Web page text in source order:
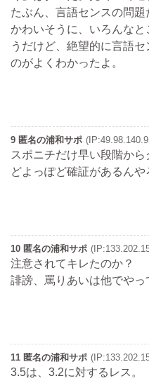
たぶん、言語センスの問題
かわいそうに、いろんな
うだけど、絶望的に言語
のがよくわかったよ。
9 匿名の浦和サポ
スポニチだけ早い段階か
どよっぽど確証があるんや
10 匿名の浦和サポ
注意されてキレたのか？
誹謗、罵りあいは他でやっ
11 匿名の浦和サポ
3.5は、3.2に対するレス。